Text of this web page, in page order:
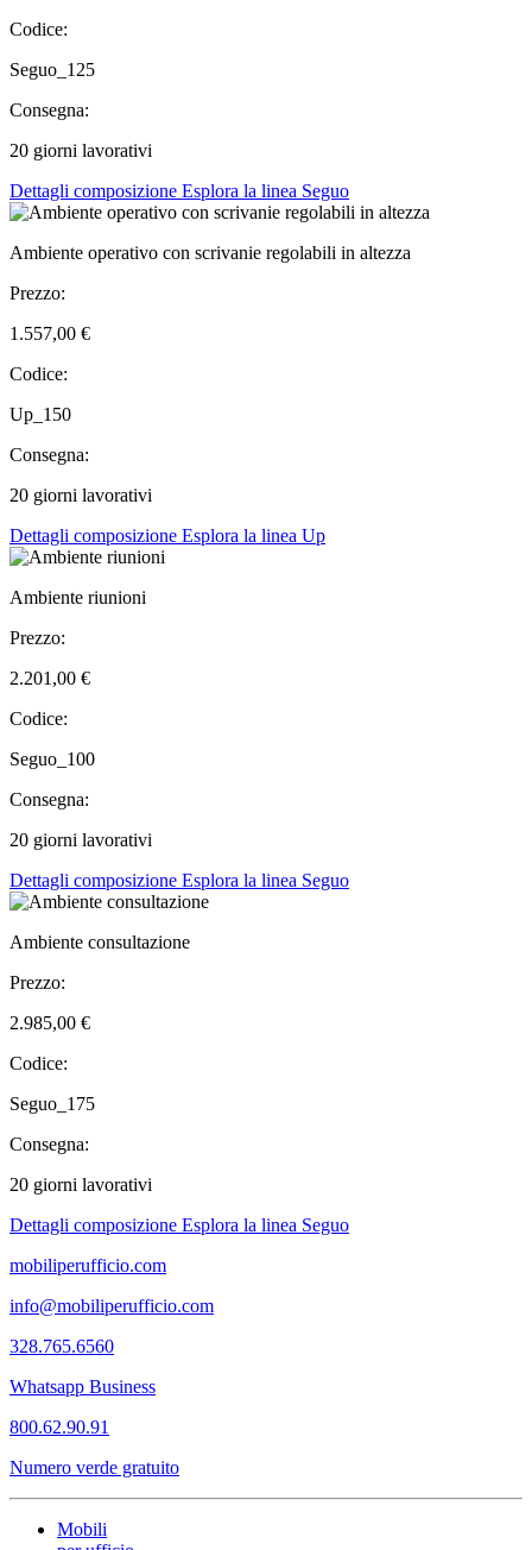
Codice:
Seguo_125
Consegna:
20 giorni lavorativi
Dettagli composizione Esplora la linea Seguo
Ambiente operativo con scrivanie regolabili in altezza
Prezzo:
1.557,00 €
Codice:
Up_150
Consegna:
20 giorni lavorativi
Dettagli composizione Esplora la linea Up
Ambiente riunioni
Prezzo:
2.201,00 €
Codice:
Seguo_100
Consegna:
20 giorni lavorativi
Dettagli composizione Esplora la linea Seguo
Ambiente consultazione
Prezzo:
2.985,00 €
Codice:
Seguo_175
Consegna:
20 giorni lavorativi
Dettagli composizione Esplora la linea Seguo
mobiliperufficio.com
info@mobiliperufficio.com
328.765.6560
Whatsapp Business
800.62.90.91
Numero verde gratuito
Mobili